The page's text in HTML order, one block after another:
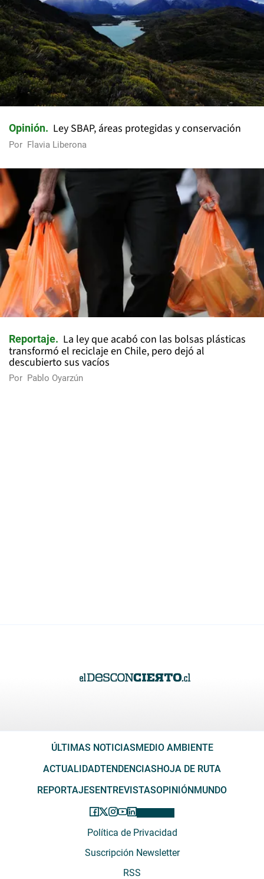
Opinión Ley SBAP, áreas protegidas y conservación
Por Flavia Liberona
Reportaje
La ley que acabó con las bolsas plásticas
transformó el reciclaje en Chile, pero dejó al
descubierto sus vacíos
Por Pablo Oyarzún
ÚLTIMAS NOTICIASMEDIO AMBIENTE
ACTUALIDADTENDENCIASHOJA DE RUTA
REPORTAJESENTREVISTASOPINIÓNMUNDO
Política de Privacidad
Suscripción Newsletter
RSS